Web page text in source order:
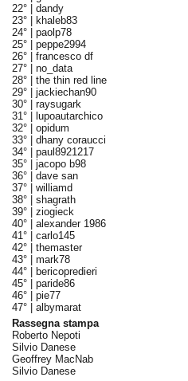
22° | dandy
23° |
khaleb83
24° | paolp78
25° | peppe2994
26° | francesco df
27° | no_data
28° | the thin red line
29° | jackiechan90
30° | raysugark
31° |
lupoautarchico
32° | opidum
33° | dhany coraucci
34° | paul8921217
35° | jacopo b98
36° | dave san
37° | williamd
38° | shagrath
39° | ziogieck
40° | alexander 1986
41° | carlo145
42° | themaster
43° | mark78
44° |
bericopredieri
45° | paride86
46° | pie77
47° | albymarat
Rassegna stampa
Roberto Nepoti
Silvio Danese
Geoffrey MacNab
Silvio Danese